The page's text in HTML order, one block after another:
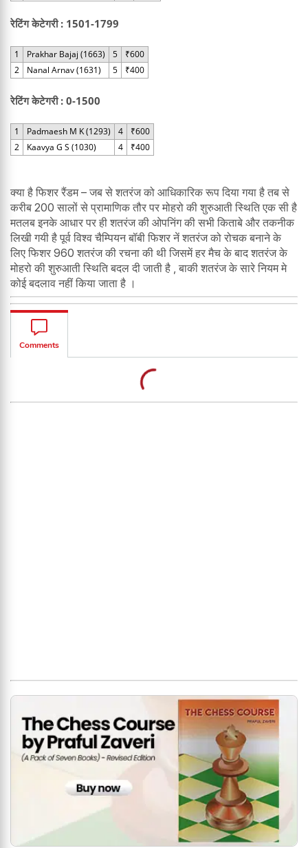
रेटिंग केटेगरी : 1501-1799
1 Prakhar Bajaj (1663) 5
₹600
2
Nanal Arnav (1631) 5 ₹400
रेटिंग केटेगरी : 0-1500
1 Padmaesh M K (1293) 4
₹600
2
Kaavya G S (1030) 4 ₹400
क्या है फिशर रैंडम – जब से शतरंज को आधिकारिक रूप दिया गया है तब से
करीब 200 सालों से प्रामाणिक तौर पर मोहरो की शुरुआती स्थिति एक सी है
मतलब इनके आधार पर ही शतरंज की ओपनिंग की सभी किताबे और तकनीक
लिखी गयी है पूर्व विश्व चैम्पियन बॉबी फिशर नें शतरंज को रोचक बनाने के
लिए फिशर 960 शतरंज की रचना की थी जिसमें हर मैच के बाद शतरंज के
मोहरो की शुरुआती स्थिति बदल दी जाती है , बाकी शतरंज के सारे नियम मे
कोई बदलाव नहीं किया जाता है ।